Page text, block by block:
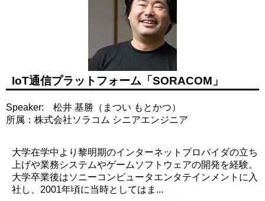
IoT通信プラットフォーム「SORACOM」
Speaker: 松井 基勝（まつい もとかつ）
所属：株式会社ソラコム シニアエンジニア
大学在学中より黎明期のインターネットプロバイダの立ち
上げや業務システムやゲームソフトウェアの開発を経験。
大学卒業後はソニーコンピュータエンタテインメントに入
社し、2001年頃に当時としてはま...